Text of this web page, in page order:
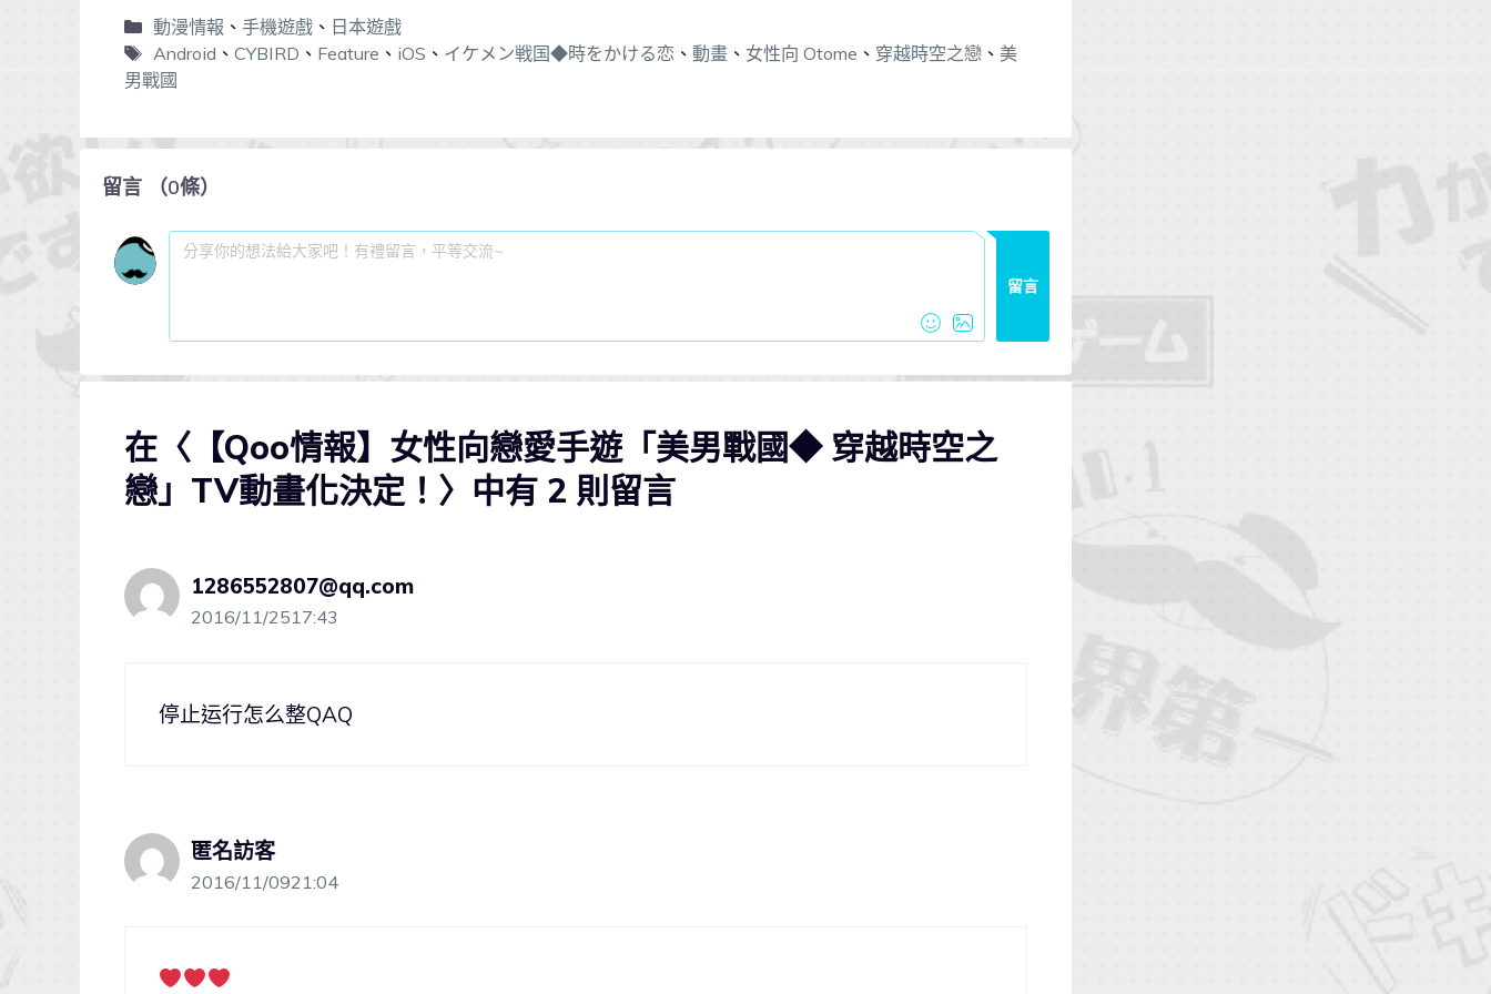
動漫情報 、 手機遊戲、 日本遊戲
Android 、 CYBIRD 、 Feature 、 iOS 、 イケメン戦国◆時をかける恋、 動畫、 女性向 Otome 、 穿越時空之戀、 美
男戰國
留言 （0條）
留言
在〈【Qoo情報】女性向戀愛手遊「美男戰國◆ 穿越時空之
戀」TV動畫化決定！〉中有 2 則留言
1286552807@qq.com
2016/11/2517:43
停止运行怎么整QAQ
匿名訪客
2016/11/0921:04